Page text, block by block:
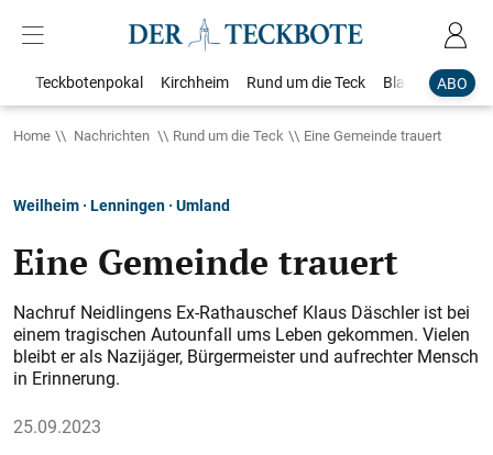
ABO
Teckbotenpokal Kirchheim Rund um die Teck Blaulicht
Home Nachrichten Rund um die Teck Eine Gemeinde trauert
Weilheim · Lenningen · Umland
Eine Gemeinde trauert
Nachruf Neidlingens Ex-Rathauschef Klaus Däschler ist bei
einem tragischen Autounfall ums Leben gekommen. Vielen
bleibt er als Nazijäger, Bürgermeister und aufrechter Mensch
in Erinnerung.
25.09.2023